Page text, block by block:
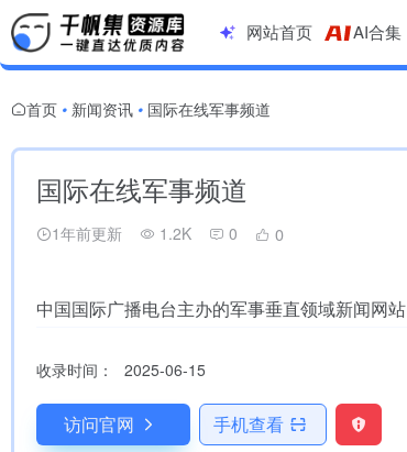
网站首页 AI合集
首页 • 新闻资讯 • 国际在线军事频道
国际在线军事频道
1年前更新 1.2K 0 0
中国国际广播电台主办的军事垂直领域新闻网站
收录时间： 2025-06-15
访问官网 手机查看